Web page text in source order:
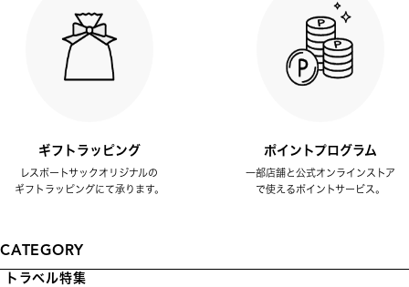
ギフトラッピング
レスポートサックオリジナルの
ギフトラッピングにて承ります。
ポイントプログラム
一部店舗と公式オンラインストア
で使えるポイントサービス。
CATEGORY
トラベル特集